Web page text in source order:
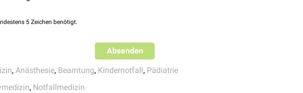
5 Zeichen benötigt.
Absenden
, Anästhesie, Beamtung, Kindernotfall, Pädiatrie
, Notfallmedizin